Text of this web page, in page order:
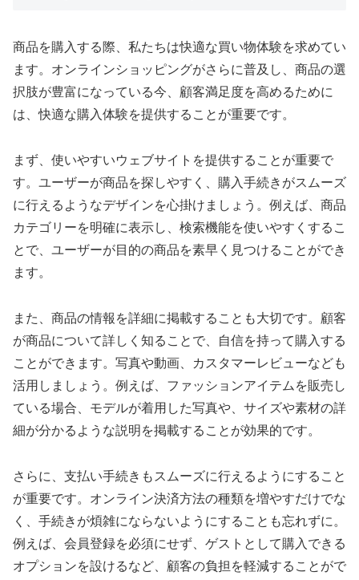
商品を購入する際、私たちは快適な買い物体験を求めてい
ます。オンラインショッピングがさらに普及し、商品の選
択肢が豊富になっている今、顧客満足度を高めるために
は、快適な購入体験を提供することが重要です。
まず、使いやすいウェブサイトを提供することが重要で
す。ユーザーが商品を探しやすく、購入手続きがスムーズ
に行えるようなデザインを心掛けましょう。例えば、商品
カテゴリーを明確に表示し、検索機能を使いやすくするこ
とで、ユーザーが目的の商品を素早く見つけることができ
ます。
また、商品の情報を詳細に掲載することも大切です。顧客
が商品について詳しく知ることで、自信を持って購入する
ことができます。写真や動画、カスタマーレビューなども
活用しましょう。例えば、ファッションアイテムを販売し
ている場合、モデルが着用した写真や、サイズや素材の詳
細が分かるような説明を掲載することが効果的です。
さらに、支払い手続きもスムーズに行えるようにすること
が重要です。オンライン決済方法の種類を増やすだけでな
く、手続きが煩雑にならないようにすることも忘れずに。
例えば、会員登録を必須にせず、ゲストとして購入できる
オプションを設けるなど、顧客の負担を軽減することがで